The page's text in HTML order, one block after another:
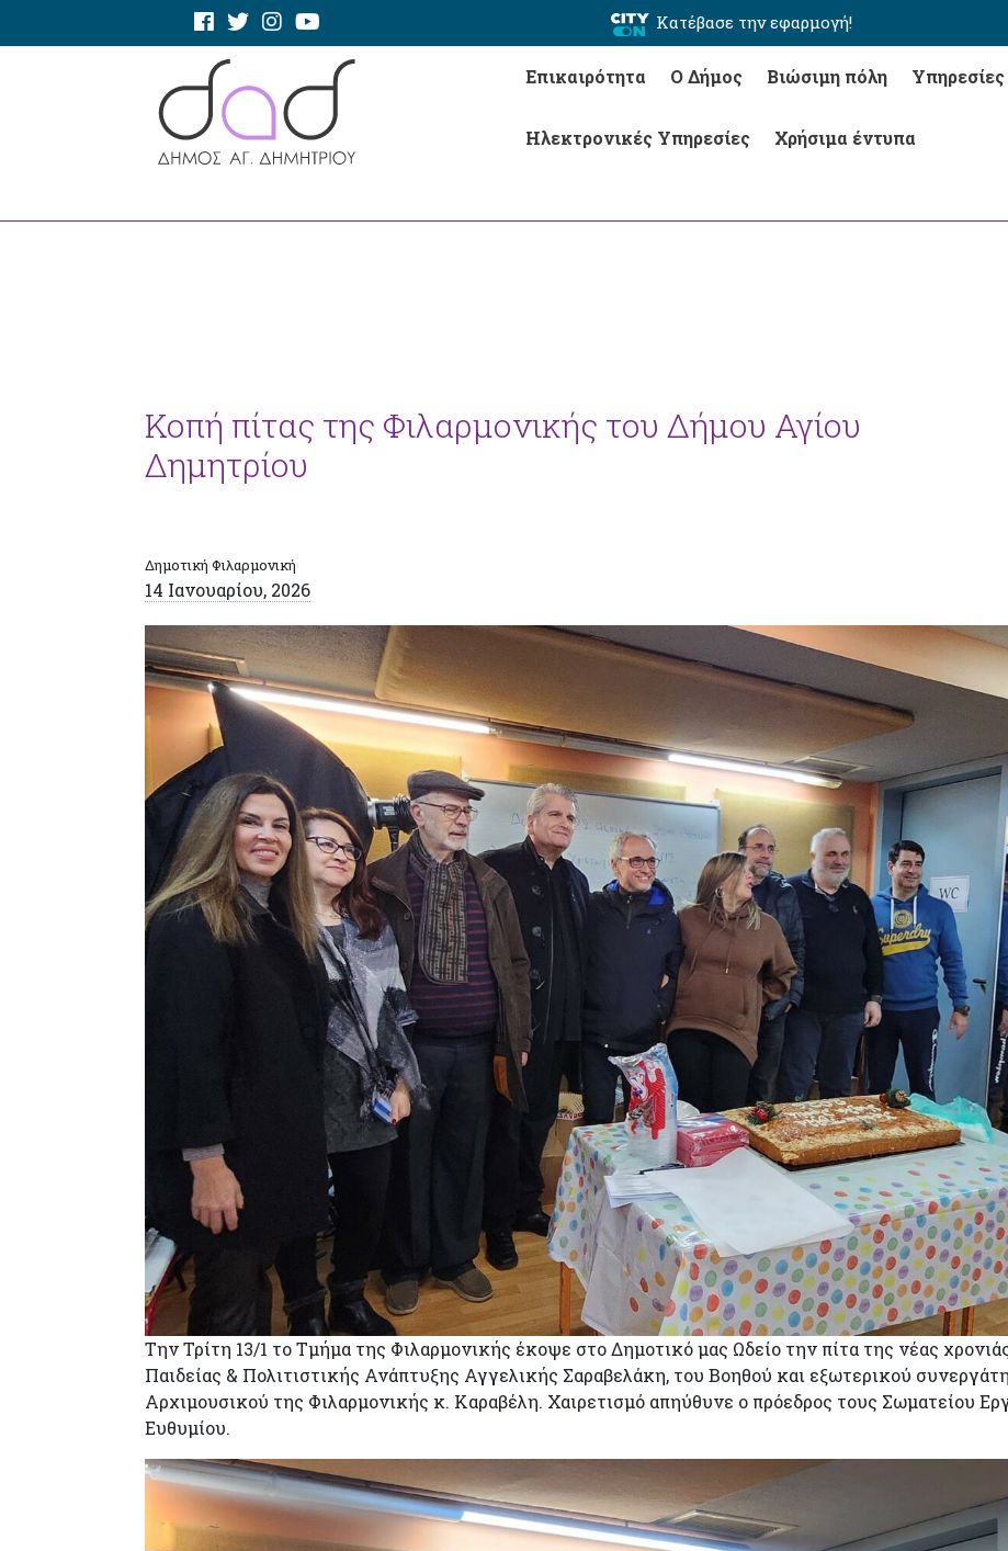
Κατέβασε την εφαρμογή!
Επικαιρότητα Ο Δήμος Βιώσιμη πόλη Υπηρεσίες
Ηλεκτρονικές Υπηρεσίες Χρήσιμα έντυπα
Κοπή πίτας της Φιλαρμονικής του Δήμου Αγίου
Δημητρίου
Δημοτική Φιλαρμονική
14 Ιανουαρίου, 2026
Την Τρίτη 13/1 το Τμήμα της Φιλαρμονικής έκοψε στο Δημοτικό μας Ωδείο την πίτα της νέας
Παιδείας & Πολιτιστικής Ανάπτυξης Αγγελικής Σαραβελάκη, του Βοηθού και εξωτερικού
Αρχιμουσικού της Φιλαρμονικής κ. Καραβέλη. Χαιρετισμό απηύθυνε ο πρόεδρος τους Σωματείου
Ευθυμίου.